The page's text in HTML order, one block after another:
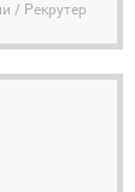
/ Рекрутер